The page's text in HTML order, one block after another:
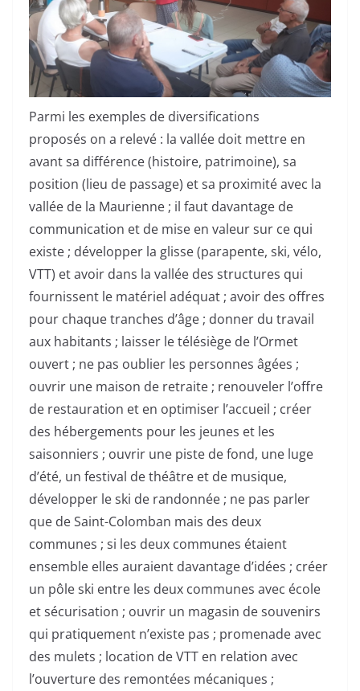
Parmi les exemples de diversifications
proposés on a relevé : la vallée doit mettre en
avant sa différence (histoire, patrimoine), sa
position (lieu de passage) et sa proximité avec la
vallée de la Maurienne ; il faut davantage de
communication et de mise en valeur sur ce qui
existe ; développer la glisse (parapente, ski, vélo,
VTT) et avoir dans la vallée des structures qui
fournissent le matériel adéquat ; avoir des offres
pour chaque tranches d’âge ; donner du travail
aux habitants ; laisser le télésiège de l’Ormet
ouvert ; ne pas oublier les personnes âgées ;
ouvrir une maison de retraite ; renouveler l’offre
de restauration et en optimiser l’accueil ; créer
des hébergements pour les jeunes et les
saisonniers ; ouvrir une piste de fond, une luge
d’été, un festival de théâtre et de musique,
développer le ski de randonnée ; ne pas parler
que de Saint-Colomban mais des deux
communes ; si les deux communes étaient
ensemble elles auraient davantage d’idées ; créer
un pôle ski entre les deux communes avec école
et sécurisation ; ouvrir un magasin de souvenirs
qui pratiquement n’existe pas ; promenade avec
des mulets ; location de VTT en relation avec
l’ouverture des remontées mécaniques ;